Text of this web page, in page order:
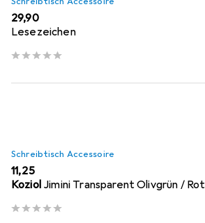
EUR
29,90
Lesezeichen
Schreibtisch Accessoire
EUR
11,25
Koziol Jimini Transparent Olivgrün / Rot